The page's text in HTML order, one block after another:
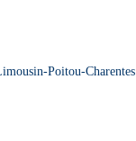
Poitou-Charentes